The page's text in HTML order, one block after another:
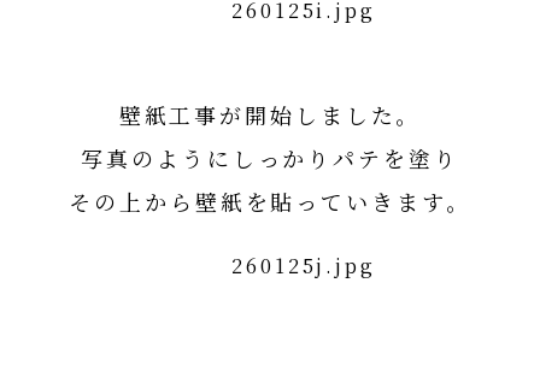
壁紙工事が開始しました。
写真のようにしっかりパテを塗り
その上から壁紙を貼っていきます。